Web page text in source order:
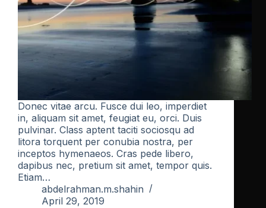
Donec vitae arcu. Fusce dui leo, imperdiet
in, aliquam sit amet, feugiat eu, orci. Duis
pulvinar. Class aptent taciti sociosqu ad
litora torquent per conubia nostra, per
inceptos hymenaeos. Cras pede libero,
dapibus nec, pretium sit amet, tempor quis.
Etiam…
abdelrahman.m.shahin
April 29, 2019